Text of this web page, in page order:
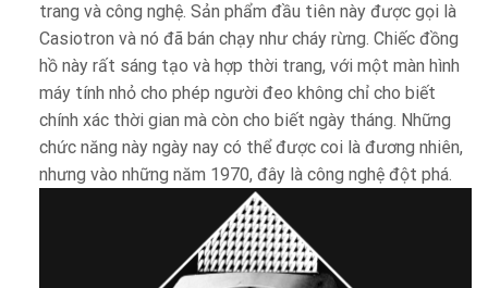
trang và công nghệ. Sản phẩm đầu tiên này được gọi là
Casiotron và nó đã bán chạy như cháy rừng. Chiếc đồng
hồ này rất sáng tạo và hợp thời trang, với một màn hình
máy tính nhỏ cho phép người đeo không chỉ cho biết
chính xác thời gian mà còn cho biết ngày tháng. Những
chức năng này ngày nay có thể được coi là đương nhiên,
nhưng vào những năm 1970, đây là công nghệ đột phá.